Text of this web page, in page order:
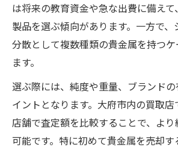
は将来の教育資金や急な出費に備え
製品を選ぶ傾向があります。一方で
分散として複数種類の貴金属を持つ
ます。
選ぶ際には、純度や重量、ブランド
イントとなります。大府市内の買取
店舗で査定額を比較することで、よ
可能です。特に初めて貴金属を売却